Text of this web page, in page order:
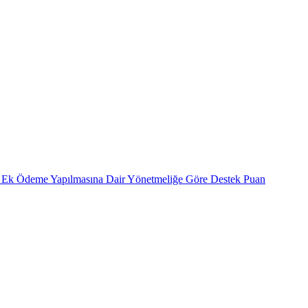
Ödeme Yapılmasına Dair Yönetmeliğe Göre Destek Puan